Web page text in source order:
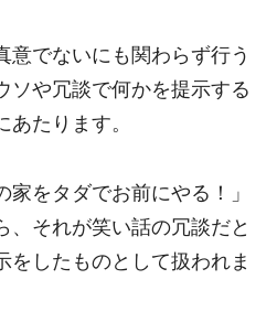
意でないにも関わらず行う
ソや冗談で何かを提示する
たります。
をタダでお前にやる！」
、それが笑い話の冗談だと
をしたものとして扱われま